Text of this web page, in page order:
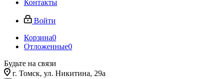
Контакты
Войти
Корзина0
Отложенные0
Будьте на связи
г. Томск, ​ул. Никитина, 29а